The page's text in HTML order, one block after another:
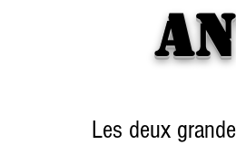
Les deux